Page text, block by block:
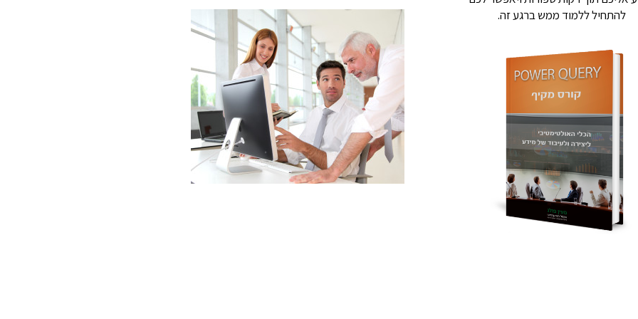
להתחיל ללמוד ממש ברגע זה.